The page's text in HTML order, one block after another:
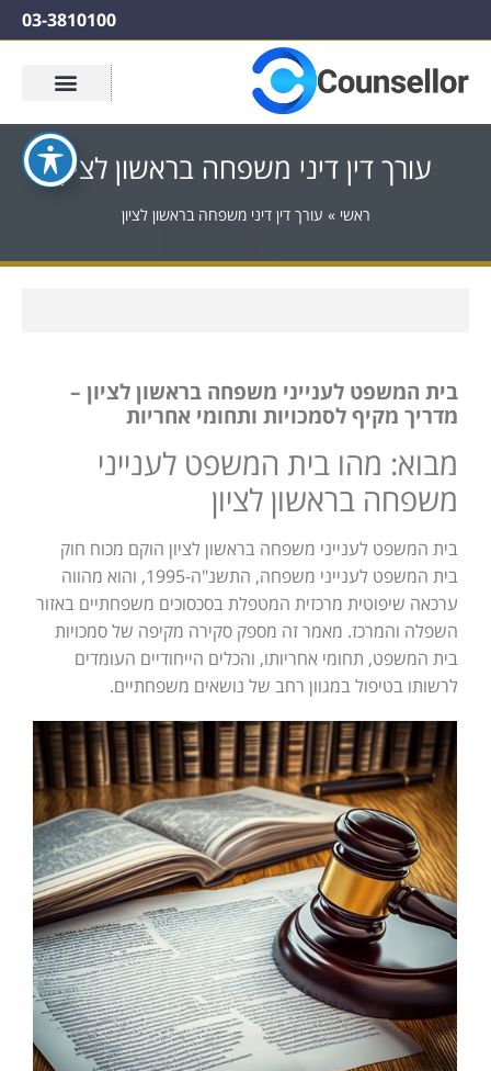
03-3810100
עורך דין דיני משפחה בראשון לציון
ראשי » עורך דין דיני משפחה בראשון לציון
בית המשפט לענייני משפחה בראשון לציון –
מדריך מקיף לסמכויות ותחומי אחריות
מבוא: מהו בית המשפט לענייני
משפחה בראשון לציון
בית המשפט לענייני משפחה בראשון לציון הוקם מכוח חוק
בית המשפט לענייני משפחה, התשנ"ה-1995, והוא מהווה
ערכאה שיפוטית מרכזית המטפלת בסכסוכים משפחתיים באזור
השפלה והמרכז. מאמר זה מספק סקירה מקיפה של סמכויות
בית המשפט, תחומי אחריותו, והכלים הייחודיים העומדים
לרשותו בטיפול במגוון רחב של נושאים משפחתיים.